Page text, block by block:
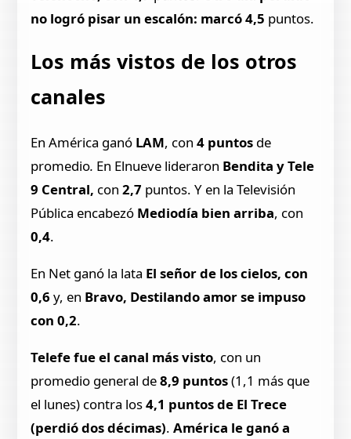
no logró pisar un escalón: marcó 4,5 puntos.
Los más vistos de los otros
canales
En América ganó LAM, con4 puntos de
promedio. En Elnueve lideraron Bendita y Tele
9 Central, con 2,7 puntos. Y en la Televisión
Pública encabezó Mediodía bien arriba, con
0,4.
En Net ganó la lata El señor de los cielos, con
0,6y, en Bravo, Destilando amor se impuso
con 0,2.
Telefe fue el canal más visto, con un
promedio general de8,9 puntos(1,1 más que
el lunes) contra los4,1 puntos de El Trece
(perdió dos décimas). América le ganó a